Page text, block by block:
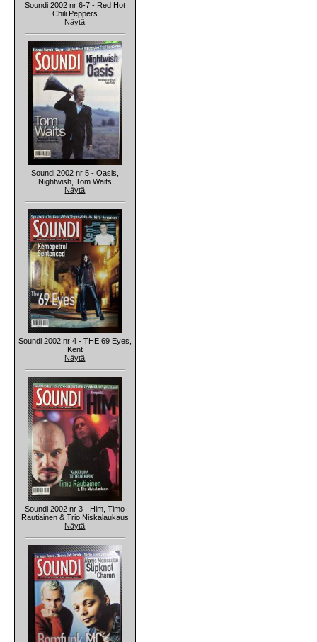
Soundi 2002 nr 6-7 - Red Hot
Chili Peppers
Näytä
Soundi 2002 nr 5 - Oasis,
Nightwish, Tom Waits
Näytä
Soundi 2002 nr 4 - THE 69 Eyes,
Kent
Näytä
Soundi 2002 nr 3 - Him, Timo
Rautiainen & Trio Niskalaukaus
Näytä